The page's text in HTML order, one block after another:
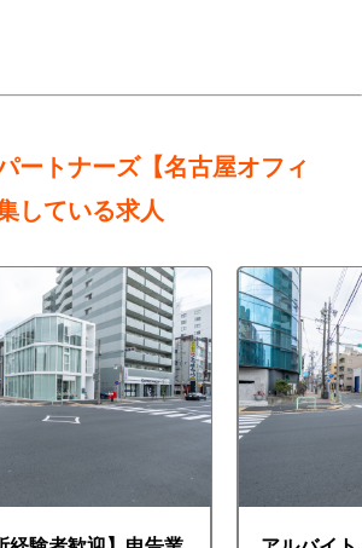
ートナーズ【名古屋オフィ
している求人